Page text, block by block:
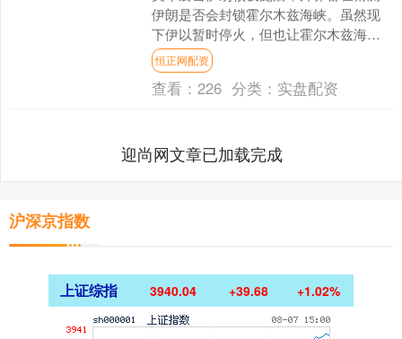
伊朗是否会封锁霍尔木兹海峡。虽然现
下伊以暂时停火，但也让霍尔木兹海峡
冲上风口浪尖，这一“海上咽喉”到底有多
重要？如果封锁，对中....
恒正网配资
查看：226 分类： 实盘配资
迎尚网文章已加载完成
沪深京指数
上证综指 3940.04 +39.68 +1.02%